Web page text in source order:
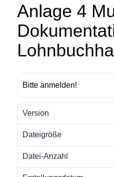
Anlage 4
Bitte anmelden!
Version
Dateigröße
Datei-Anzahl